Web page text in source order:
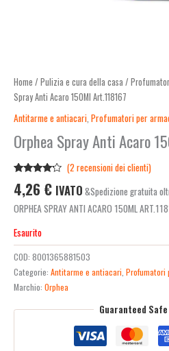
Home / Pulizia e cura della casa /
Spray Anti Acaro 150Ml Art.118167
Antitarme e antiacari Profumatori per
Orphea Spray Anti Acaro
4.00su
5 su
base di
(2 recensioni dei clienti)
4,26 € IVATO &Spedizione gratuita
ORPHEA SPRAY ANTI ACARO 150ML
Esaurito
COD: 8001365881503
Categorie: Antitarme e antiacari, Profumatori
Marchio: Orphea
Guaranteed